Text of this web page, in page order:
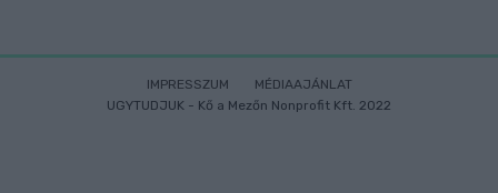
IMPRESSZUM
MÉDIAAJÁNLAT
UGYTUDJUK - Kő a Mezőn Nonprofit Kft. 2022